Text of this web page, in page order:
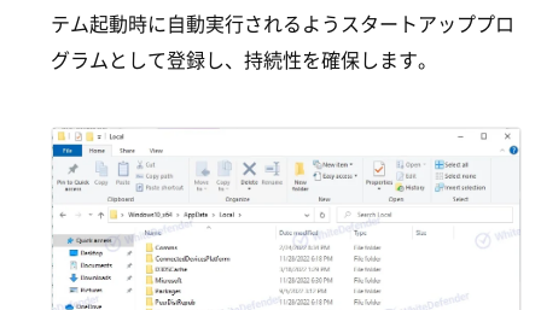
テム起動時に自動実行されるようスタートアッププロ
グラムとして登録し、持続性を確保します。